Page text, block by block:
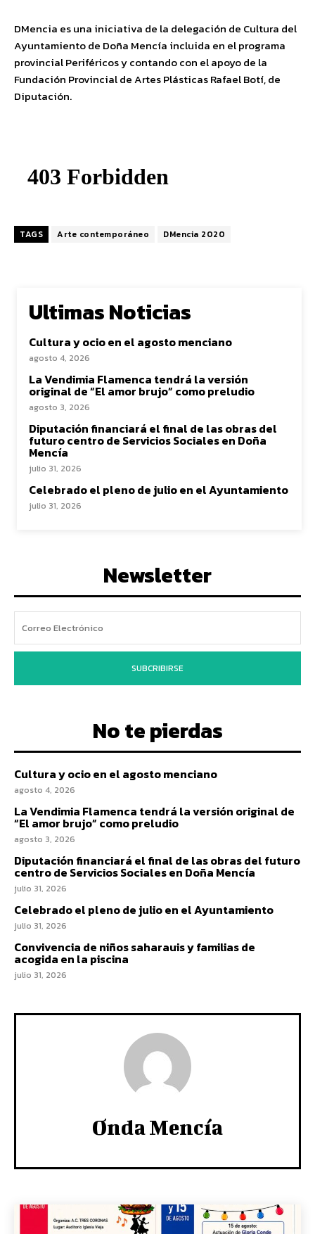
DMencia es una iniciativa de la delegación de Cultura del
Ayuntamiento de Doña Mencía incluida en el programa
provincial Periféricos y contando con el apoyo de la
Fundación Provincial de Artes Plásticas Rafael Botí, de
Diputación.
TAGS Arte contemporáneo DMencia 2020
Ultimas Noticias
Cultura y ocio en el agosto menciano
agosto 4, 2026
La Vendimia Flamenca tendrá la versión
original de “El amor brujo” como preludio
agosto 3, 2026
Diputación financiará el final de las obras del
futuro centro de Servicios Sociales en Doña
Mencía
julio 31, 2026
Celebrado el pleno de julio en el Ayuntamiento
julio 31, 2026
Newsletter
SUBCRIBIRSE
No te pierdas
Cultura y ocio en el agosto menciano
agosto 4, 2026
La Vendimia Flamenca tendrá la versión original de
“El amor brujo” como preludio
agosto 3, 2026
Diputación financiará el final de las obras del futuro
centro de Servicios Sociales en Doña Mencía
julio 31, 2026
Celebrado el pleno de julio en el Ayuntamiento
julio 31, 2026
Convivencia de niños saharauis y familias de
acogida en la piscina
julio 31, 2026
Onda Mencía